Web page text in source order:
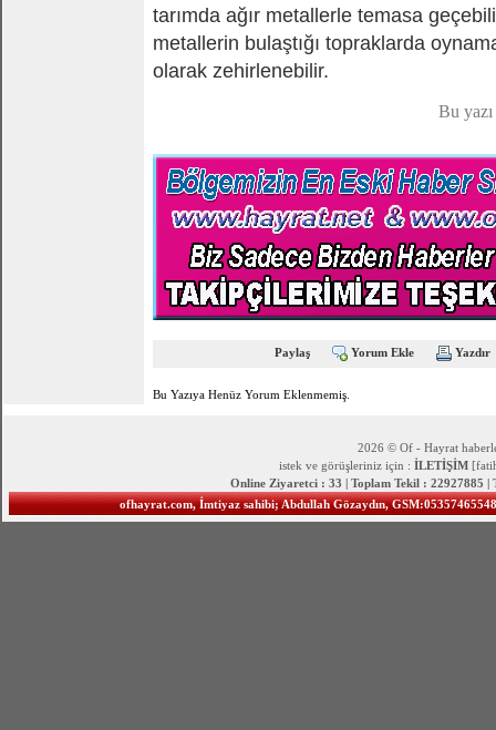
tarımda ağır metallerle temasa
metallerin bulaştığı topraklarda
olarak zehirlenebilir.
Bu
Paylaş Yorum Ekle Yazdır
Bu Yazıya Henüz Yorum Eklenmemiş.
2026 © Of - Hayrat
istek ve görüşleriniz için : İLETİŞİM
Online Ziyaretci : 33 | Toplam Tekil : 22927885 |
ofhayrat.com, İmtiyaz sahibi; Abdullah Gözaydın,